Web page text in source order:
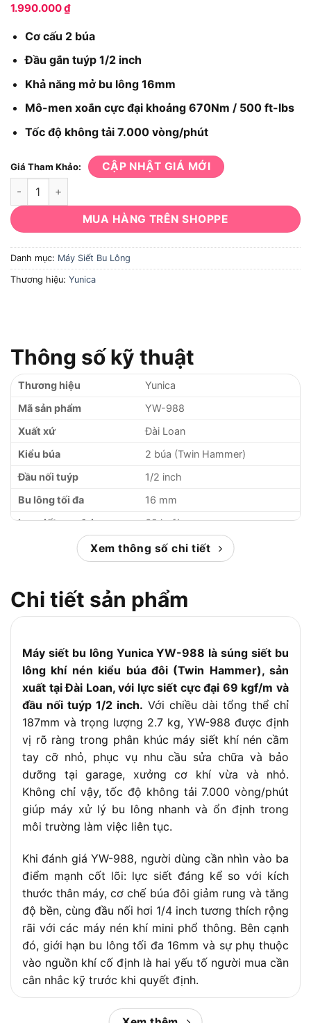
1.990.000₫
Cơ cấu 2 búa
Đầu gắn tuýp 1/2 inch
Khả năng mở bu lông 16mm
Mô-men xoắn cực đại khoảng 670Nm / 500 ft-lbs
Tốc độ không tải 7.000 vòng/phút
Giá Tham Khảo: CẬP NHẬT GIÁ MỚI
Máy Siết Bu Lông Yunica YW-988 số lượng
MUA HÀNG TRÊN SHOPPE
Danh mục: Máy Siết Bu Lông
Thương hiệu: Yunica
Thông số kỹ thuật
Thương hiệu
Yunica
Mã sản phẩm
YW-988
Xuất xứ
Đài Loan
Kiểu búa
2 búa (Twin Hammer)
Đầu nối tuýp
1/2 inch
Bu lông tối đa
16 mm
Lực siết cực đại
69 kgf/m
Tốc độ không tải
7.000 vòng/phút
Áp suất làm việc
90 psi (5 đến 7 kg/cm²)
Chiều dài
187 mm
Xem thông số chi tiết
Chi tiết sản phẩm
Máy siết bu lông Yunica YW-988 là súng siết bu
lông khí nén kiểu búa đôi (Twin Hammer), sản
xuất tại Đài Loan, với lực siết cực đại 69 kgf/m và
đầu nối tuýp 1/2 inch. Với chiều dài tổng thể chỉ
187mm và trọng lượng 2.7 kg, YW-988 được định
vị rõ ràng trong phân khúc máy siết khí nén cầm
tay cỡ nhỏ, phục vụ nhu cầu sửa chữa và bảo
dưỡng tại garage, xưởng cơ khí vừa và nhỏ.
Không chỉ vậy, tốc độ không tải 7.000 vòng/phút
giúp máy xử lý bu lông nhanh và ổn định trong
môi trường làm việc liên tục.
Khi đánh giá YW-988, người dùng cần nhìn vào ba
điểm mạnh cốt lõi: lực siết đáng kể so với kích
thước thân máy, cơ chế búa đôi giảm rung và tăng
độ bền, cùng đầu nối hơi 1/4 inch tương thích rộng
rãi với các máy nén khí mini phổ thông. Bên cạnh
đó, giới hạn bu lông tối đa 16mm và sự phụ thuộc
vào nguồn khí cố định là hai yếu tố người mua cần
cân nhắc kỹ trước khi quyết định.
Ngoài thông tin về bản thân sản phẩm, một câu